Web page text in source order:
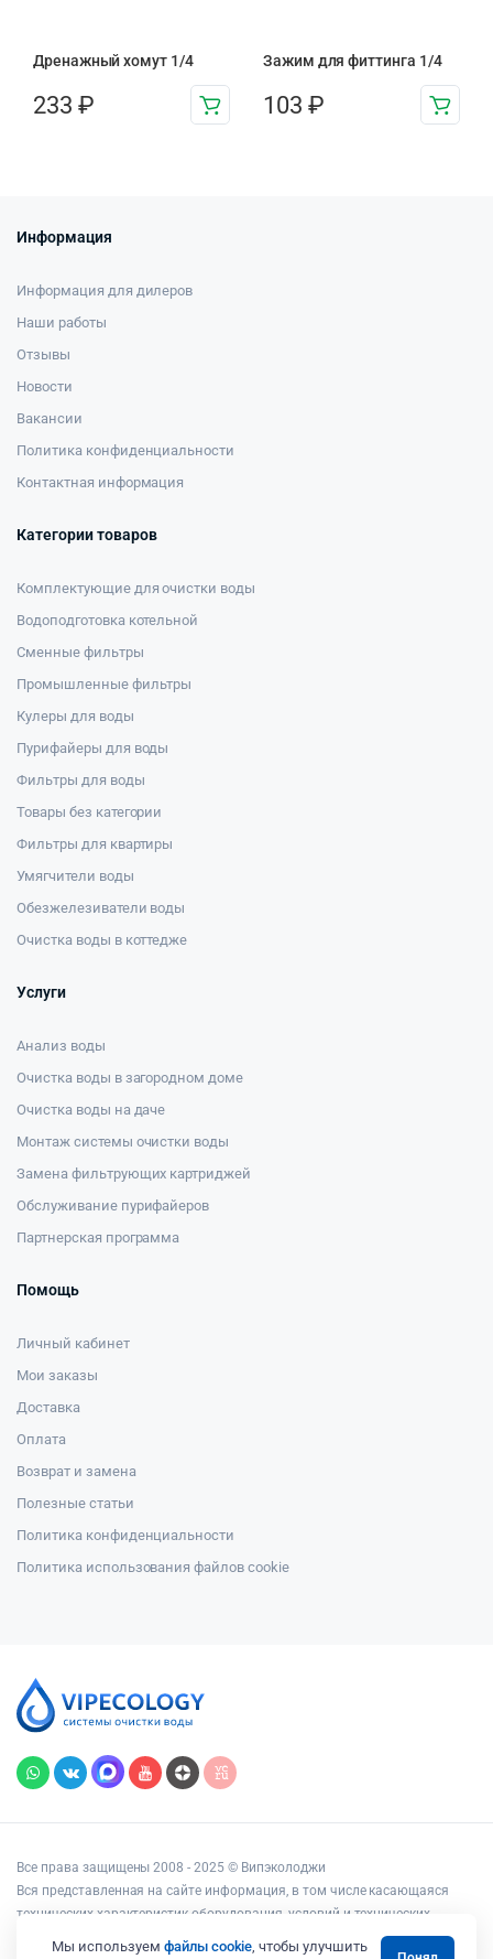
Дренажный хомут 1/4
233 ₽
Зажим для фиттинга 1/4
103 ₽
Информация
Информация для дилеров
Наши работы
Отзывы
Новости
Вакансии
Политика конфиденциальности
Контактная информация
Категории товаров
Комплектующие для очистки воды
Водоподготовка котельной
Сменные фильтры
Промышленные фильтры
Кулеры для воды
Пурифайеры для воды
Фильтры для воды
Товары без категории
Фильтры для квартиры
Умягчители воды
Обезжелезиватели воды
Очистка воды в коттедже
Услуги
Анализ воды
Очистка воды в загородном доме
Очистка воды на даче
Монтаж системы очистки воды
Замена фильтрующих картриджей
Обслуживание пурифайеров
Партнерская программа
Помощь
Личный кабинет
Мои заказы
Доставка
Оплата
Возврат и замена
Полезные статьи
Политика конфиденциальности
Политика использования файлов cookie
Все права защищены 2008 - 2025 © Випэколоджи
Вся представленная на сайте информация, в том числе касающаяся
технических характеристик оборудования, условий и технических
возможностей подключения, наличия на складе, стоимости товаров и
Мы используем файлы cookie, чтобы улучшить